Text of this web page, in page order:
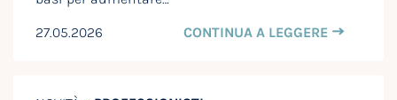
27.05.2026
CONTINUA A LEGGERE